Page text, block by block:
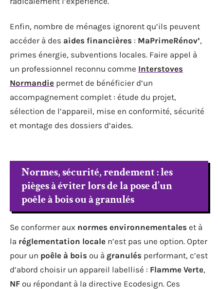
Enfin, nombre de ménages ignorent qu’ils peuvent
accéder à des aides financières : MaPrimeRénov’,
primes énergie, subventions locales. Faire appel à
un professionnel reconnu comme Interstoves
Normandie permet de bénéficier d’un
accompagnement complet : étude du projet,
sélection de l’appareil, mise en conformité, sécurité
et montage des dossiers d’aides.
Normes, sécurité, rendement : les
pièges à éviter lors de la pose d’un
poêle à bois ou à granulés
Se conformer aux normes environnementales et à
la réglementation locale n’est pas une option. Opter
pour un poêle à bois ou à granulés performant, c’est
d’abord choisir un appareil labellisé : Flamme Verte,
NF ou répondant à la directive Ecodesign. Ces